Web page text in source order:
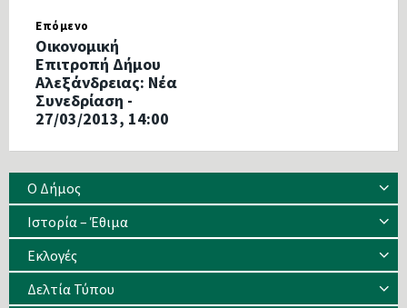
Επόμενο
Οικονομική
Επιτροπή Δήμου
Αλεξάνδρειας: Νέα
Συνεδρίαση -
27/03/2013, 14:00
Ο Δήμος
Ιστορία – Έθιμα
Eκλογές
Δελτία Τύπου